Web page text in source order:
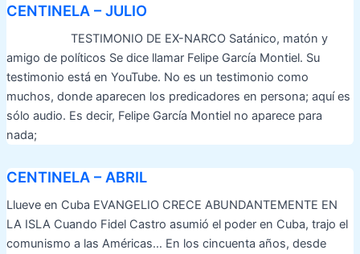
CENTINELA – JULIO
TESTIMONIO DE EX-NARCO Satánico, matón y
amigo de políticos Se dice llamar Felipe García Montiel. Su
testimonio está en YouTube. No es un testimonio como
muchos, donde aparecen los predicadores en persona; aquí es
sólo audio. Es decir, Felipe García Montiel no aparece para
nada;
CENTINELA – ABRIL
Llueve en Cuba EVANGELIO CRECE ABUNDANTEMENTE EN
LA ISLA Cuando Fidel Castro asumió el poder en Cuba, trajo el
comunismo a las Américas… En los cincuenta años, desde